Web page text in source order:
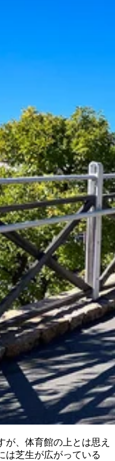
が、体育館の上とは思え
は芝生が広がっている